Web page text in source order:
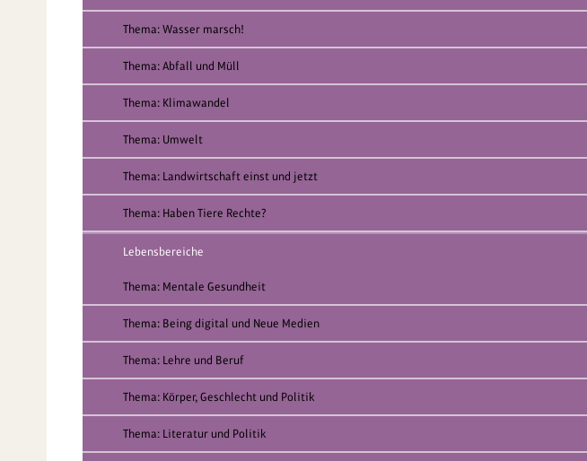
Thema: Wasser marsch!
Thema: Abfall und Müll
Thema: Klimawandel
Thema: Umwelt
Thema: Landwirtschaft einst und jetzt
Thema: Haben Tiere Rechte?
Lebensbereiche
Thema: Mentale Gesundheit
Thema: Being digital und Neue Medien
Thema: Lehre und Beruf
Thema: Körper, Geschlecht und Politik
Thema: Literatur und Politik